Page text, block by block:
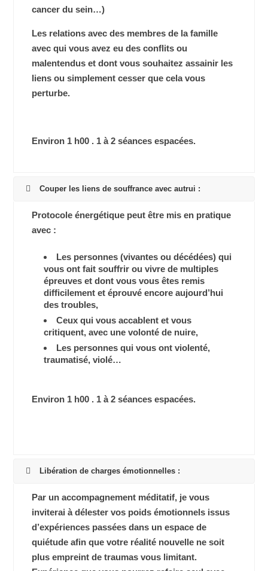
cancer du sein…)
Les relations avec des membres de la famille
avec qui vous avez eu des conflits ou
malentendus et dont vous souhaitez assainir les
liens ou simplement cesser que cela vous
perturbe.
Environ 1 h00 . 1 à 2 séances espacées.
Couper les liens de souffrance avec autrui :
Protocole énergétique peut être mis en pratique
avec :
Les personnes (vivantes ou décédées) qui
vous ont fait souffrir ou vivre de multiples
épreuves et dont vous vous êtes remis
difficilement et éprouvé encore aujourd’hui
des troubles,
Ceux qui vous accablent et vous
critiquent, avec une volonté de nuire,
Les personnes qui vous ont violenté,
traumatisé, violé…
Environ 1 h00 . 1 à 2 séances espacées.
Libération de charges émotionnelles :
Par un accompagnement méditatif, je vous
inviterai à délester vos poids émotionnels issus
d’expériences passées dans un espace de
quiétude afin que votre réalité nouvelle ne soit
plus empreint de traumas vous limitant.